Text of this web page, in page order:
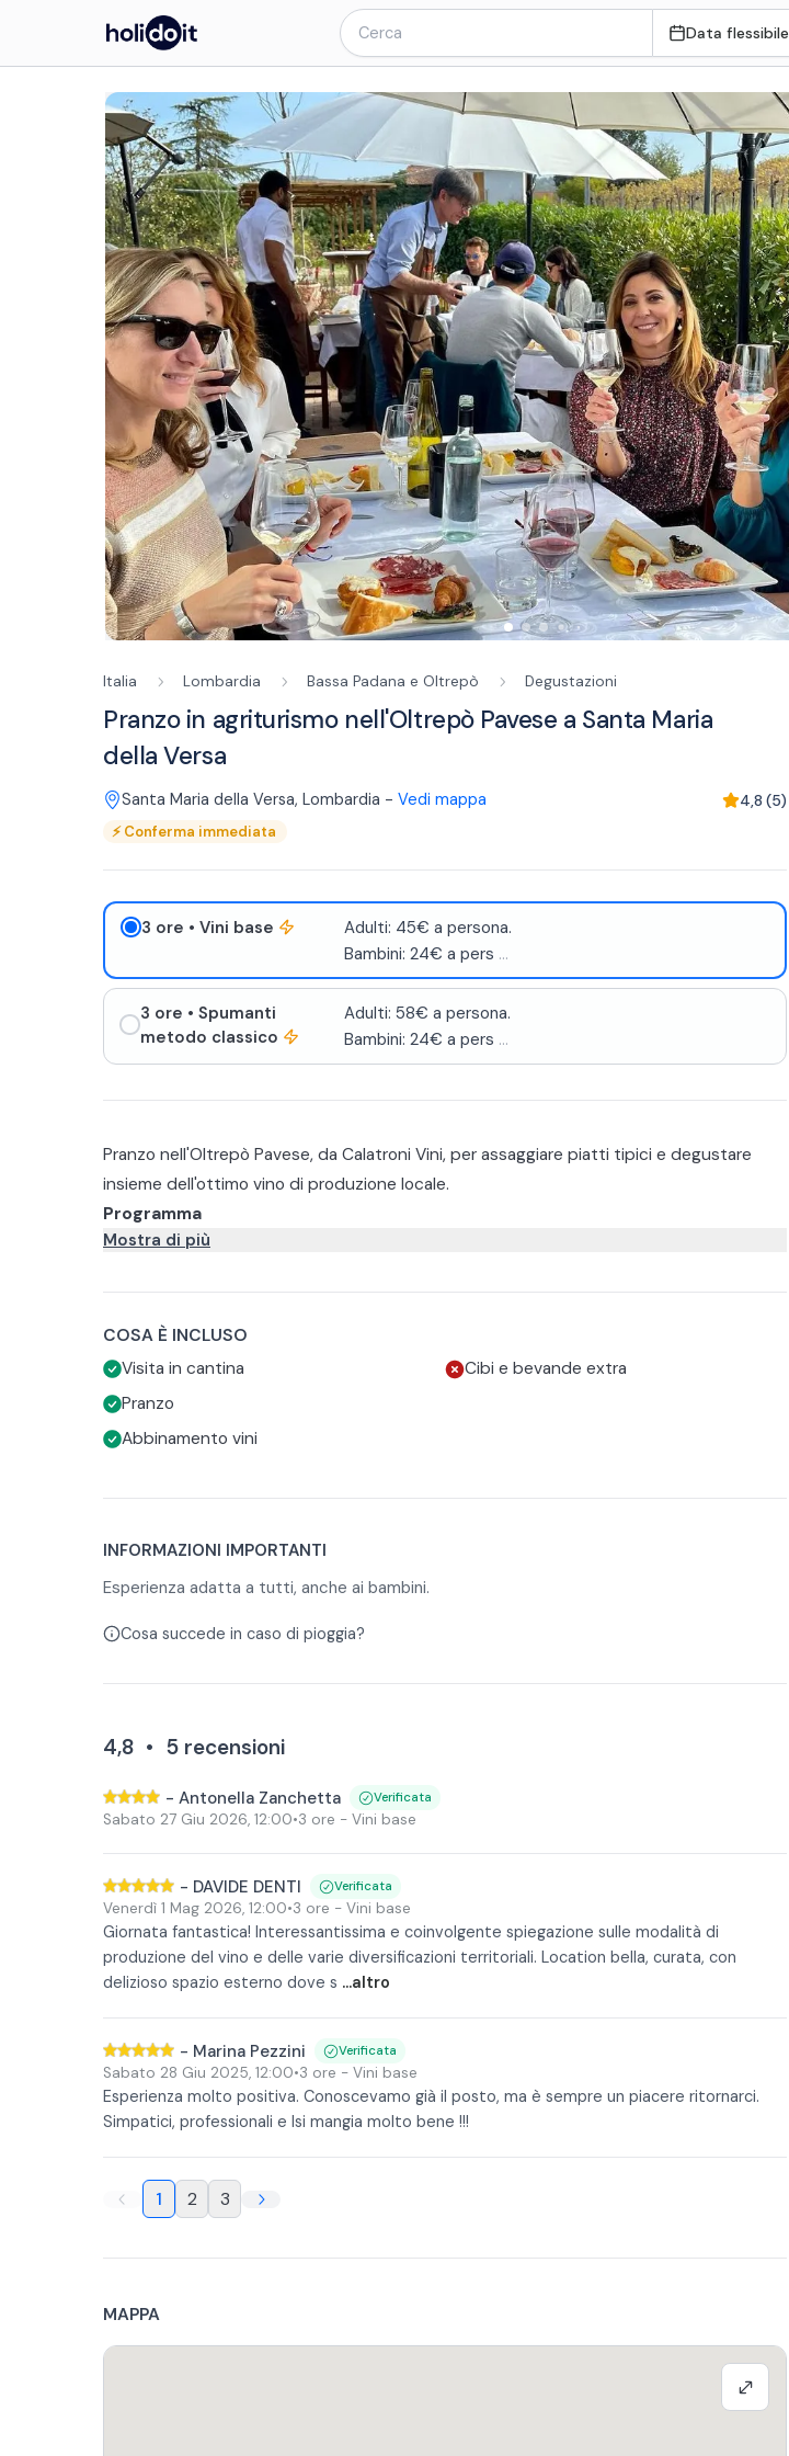
Data flessibile
Italia Lombardia Bassa Padana e Oltrepò Degustazioni
Pranzo in agriturismo nell'Oltrepò Pavese a Santa Maria
della Versa
Santa Maria della Versa, Lombardia - Vedi mappa 4,8 (5)
⚡Conferma immediata
3 ore • Vini base
Adulti: 45€ a persona.
Bambini: 24€ a pers ...
3 ore • Spumanti
metodo classico
Adulti: 58€ a persona.
Bambini: 24€ a pers ...
Pranzo nell'Oltrepò Pavese, da Calatroni Vini, per assaggiare piatti tipici e degustare
insieme dell'ottimo vino di produzione locale.
Programma
L'esperienza inizia alle 12:00 con la visita guidata alla scoperta dei vigneti biologici,
affinamento per esplorare il mondo del vino.
Il terzo momento è dedicato ai sapori, sia nel piatto sia nel calice: un pranzo a menu
fisso che comprende
4 calici di vino in abbinamento a ogni portata
Coperto
Spumanti metodo classico: con ogni portata saranno serviti spumanti metodo classico
In caso di allergie alimentari si prega di avvisare la struttura a seguito della prenotazione
Mostra di più
COSA È INCLUSO
Visita in cantina
Pranzo
Abbinamento vini
Cibi e bevande extra
INFORMAZIONI IMPORTANTI
Esperienza adatta a tutti, anche ai bambini.
Cosa succede in caso di pioggia?
4,8 • 5 recensioni
- Antonella Zanchetta Verificata
Sabato 27 Giu 2026, 12:00•3 ore - Vini base
- DAVIDE DENTI Verificata
Venerdì 1 Mag 2026, 12:00•3 ore - Vini base
Giornata fantastica! Interessantissima e coinvolgente spiegazione sulle modalità di
produzione del vino e delle varie diversificazioni territoriali. Location bella, curata, con
delizioso spazio esterno dove s ...altro
- Marina Pezzini Verificata
Sabato 28 Giu 2025, 12:00•3 ore - Vini base
Esperienza molto positiva. Conoscevamo già il posto, ma è sempre un piacere ritornarci.
Simpatici, professionali e lsi mangia molto bene !!!
1 2 3
MAPPA